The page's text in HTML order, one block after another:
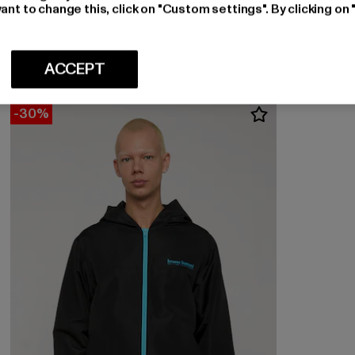
Basic Logo Sweatpants
-30%
to change this, click on "Custom settings". By clicking
ACCEPT